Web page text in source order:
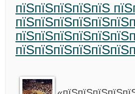
пїЅпїЅпїЅпїЅпїЅ